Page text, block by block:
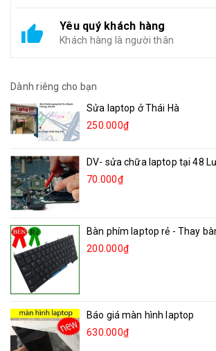
Yêu quý khách hàng
Khách hàng là người thân
Dành riêng cho bạn
Sửa laptop ở Thái Hà
250.000₫
DV- sửa chữa laptop tại 48
70.000₫
Bàn phím laptop rẻ - Thay
200.000₫
Báo giá màn hình laptop
630.000₫